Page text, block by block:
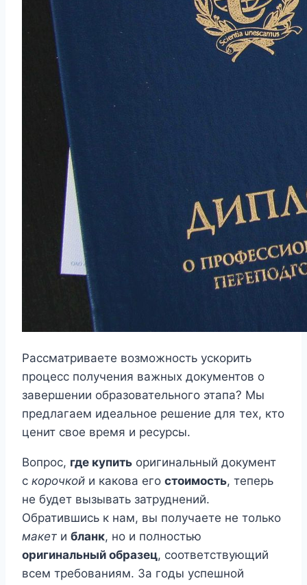
Рассматриваете возможность ускорить
процесс получения важных документов о
завершении образовательного этапа? Мы
предлагаем идеальное решение для тех, кто
ценит свое время и ресурсы.
Вопрос, где купить оригинальный документ
с корочкой и какова его стоимость, теперь
не будет вызывать затруднений.
Обратившись к нам, вы получаете не только
макет и бланк, но и полностью
оригинальный образец, соответствующий
всем требованиям. За годы успешной